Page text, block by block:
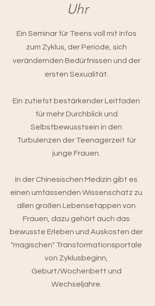
Uhr
Ein Seminar für Teens voll mit Infos
zum Zyklus, der Periode, sich
verändernden Bedürfnissen und der
ersten Sexualität.
Ein zutiefst bestärkender Leitfaden
für mehr Durchblick und
Selbstbewusstsein in den
Turbulenzen der Teenagerzeit für
junge Frauen.
In der Chinesischen Medizin gibt es
einen umfassenden Wissenschatz zu
allen großen Lebensetappen von
Frauen, dazu gehört auch das
bewusste Erleben und Auskosten der
"magischen" Transformationsportale
von Zyklusbeginn,
Geburt/Wochenbett und
Wechseljahre.